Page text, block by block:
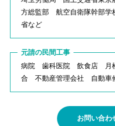
方総監部 航空自衛隊幹部
省など
元請の民間工事
病院 歯科医院 飲食店 月
合 不動産管理会社 自動車
お問い合わ